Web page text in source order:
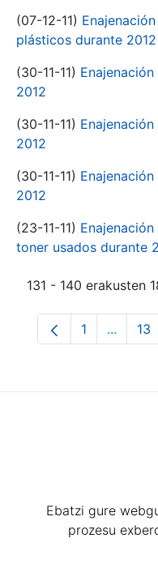
(07-12-11)
plásticos durante 2012
(30-11-11)
2012
(30-11-11)
2012
(30-11-11)
2012
(23-11-11)
toner usados durante
131 - 140 erakusten
Orrialdea
1 ... 13
Ebatzi gure
prozesu